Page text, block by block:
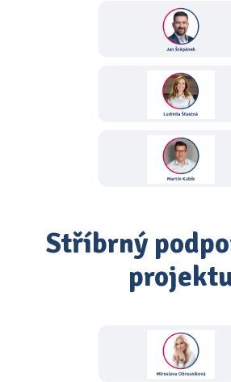
Stříbrný